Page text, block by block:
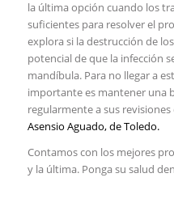
la última opción cuando los
suficientes para resolver el
explora si la destrucción de
potencial de que la infección
mandíbula. Para no llegar a
importante es mantener una
regularmente a sus revisiones
Asensio Aguado, de Toledo.
Contamos con los mejores
y la última. Ponga su salud